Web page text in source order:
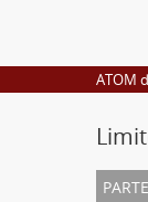
ATOM